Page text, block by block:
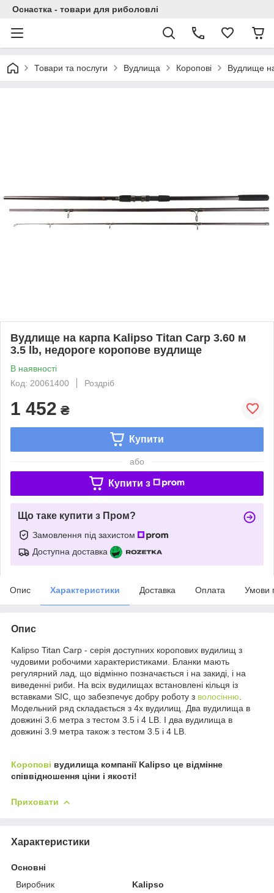
Оснастка - товари для риболовлі
Товари та послуги Вудлища Коропові Вудлище
Вудлище на карпа Kalipso Titan Carp 3.60 м
3.5 lb, недороге коропове вудлище
В наявності
Код: 20061400
Роздріб
1 452 ₴
Купити
або
Купити з
Що таке купити з Пром?
Замовлення під захистом
Доступна доставка
Опис Характеристики Доставка Оплата Умови
Опис
Kalipso Titan Carp - серія доступних коропових вудилищ з
чудовими робочими характеристиками. Бланки мають
регулярний лад, що відмінно позначається і на закиді, і на
виведенні риби. На всіх вудилищах встановлені кільця із
вставками SIC, що забезпечує добру роботу з волосінню
Модельний ряд складається з 4х вудилищ. Два вудилища в
довжині 3.6 метра з тестом 3.5 і 4 LB. І два вудилища в
довжині 3.9 метра також з тестом 3.5 і 4 LB.
Коропові вудилища компанії Kalipso це відмінне
співвідношення ціни і якості!
Приховати
Характеристики
Основні
Виробник
Kalipso